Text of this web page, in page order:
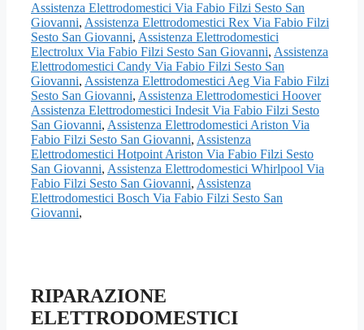
Assistenza Elettrodomestici Via Fabio Filzi Sesto San
Giovanni, Assistenza Elettrodomestici Rex Via Fabio Filzi
Sesto San Giovanni, Assistenza Elettrodomestici
Electrolux Via Fabio Filzi Sesto San Giovanni, Assistenza
Elettrodomestici Candy Via Fabio Filzi Sesto San
Giovanni, Assistenza Elettrodomestici Aeg Via Fabio Filzi
Sesto San Giovanni, Assistenza Elettrodomestici Hoover
Assistenza Elettrodomestici Indesit Via Fabio Filzi Sesto
San Giovanni, Assistenza Elettrodomestici Ariston Via
Fabio Filzi Sesto San Giovanni, Assistenza
Elettrodomestici Hotpoint Ariston Via Fabio Filzi Sesto
San Giovanni, Assistenza Elettrodomestici Whirlpool Via
Fabio Filzi Sesto San Giovanni, Assistenza
Elettrodomestici Bosch Via Fabio Filzi Sesto San
Giovanni,
RIPARAZIONE
ELETTRODOMESTICI